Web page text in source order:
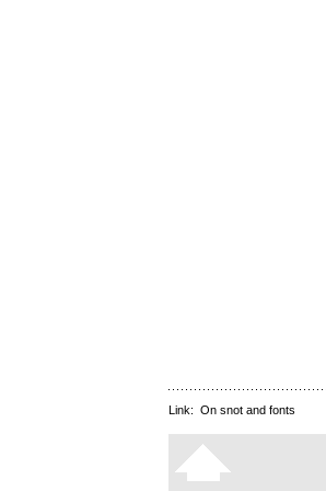
Link: On snot and fonts